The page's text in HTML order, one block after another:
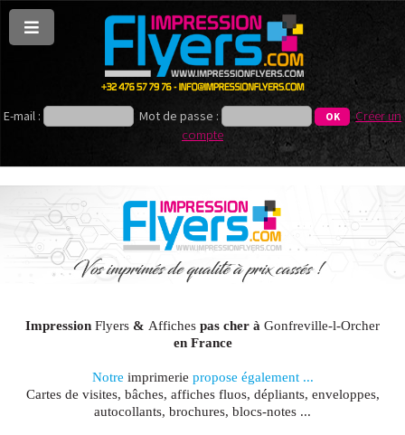
E-mail : Mot de passe :
Créer un
compte
Impression Flyers & Affiches pas cher à Gonfreville-l-Orcher
en France
Notre imprimerie propose également ...
Cartes de visites, bâches, affiches fluos, dépliants, enveloppes,
autocollants, brochures, blocs-notes ...